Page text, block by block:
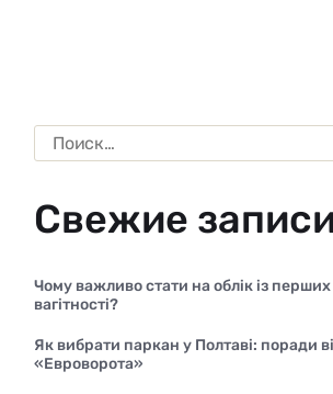
Свежие
Чому важливо стати на облік із
вагітності?
Як вибрати паркан у Полтаві: поради
«Евроворота»